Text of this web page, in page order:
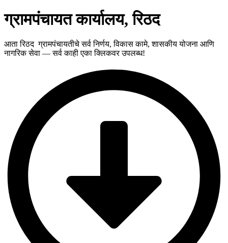
ग्रामपंचायत कार्यालय, रिठद
आता रिठद ग्रामपंचायतीचे सर्व निर्णय, विकास कामे, शासकीय योजना आणि
नागरिक सेवा — सर्व काही एका क्लिकवर उपलब्ध!